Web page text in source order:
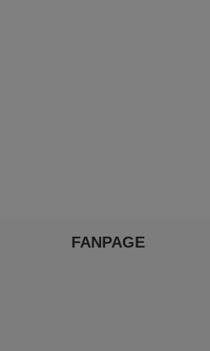
FANPAGE